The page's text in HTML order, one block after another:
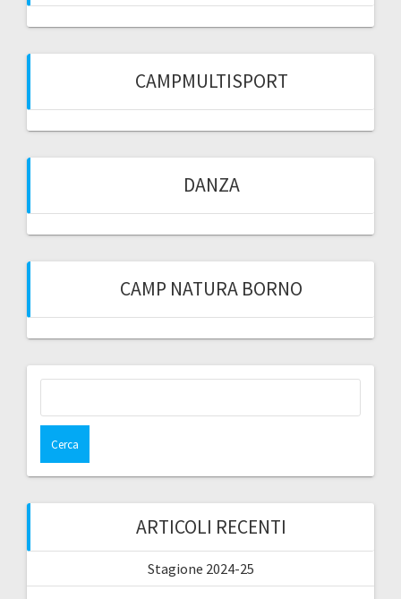
CAMPMULTISPORT
DANZA
CAMP NATURA BORNO
ARTICOLI RECENTI
Stagione 2024-25